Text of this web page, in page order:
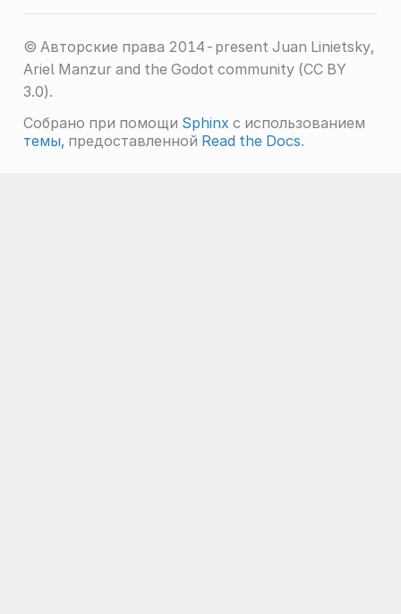
© Авторские права 2014-present Juan Linietsky,
Ariel Manzur and the Godot community (CC BY
3.0).
Собрано при помощи Sphinx с использованием
темы, предоставленной Read the Docs.